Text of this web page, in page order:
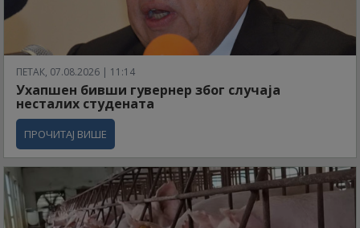
ПЕТАК, 07.08.2026 | 11:14
Ухапшен бивши гувернер због случаја
несталих студената
ПРОЧИТАЈ ВИШЕ